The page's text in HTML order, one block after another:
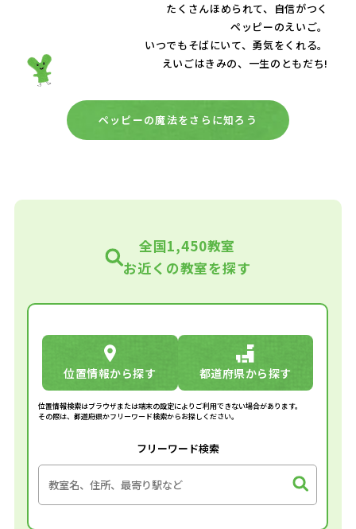
たくさんほめられて、自信がつく
ペッピーのえいご。
いつでもそばにいて、 勇気をくれる。
えいごはきみの、一生のともだち!
ペッピーの魔法をさらに知ろう
全国1,450教室
お近くの教室を探す
位置情報から探す 都道府県から探す
位置情報検索はブラウザまたは端末の設定によりご利用できない場合があります。
その際は、都道府県かフリーワード検索からお探しください。
フリーワード検索